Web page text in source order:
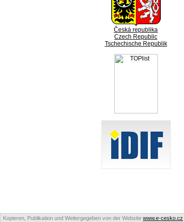
Česká republika
Czech Republic
Tschechische Republik
Kopieren, Publikation und Weitergegeben von der Website www.e-cesko.cz